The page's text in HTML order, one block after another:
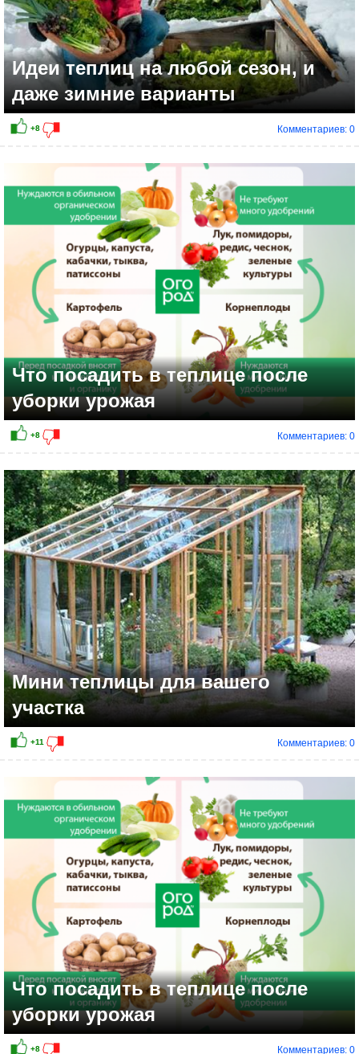
+2
+8
Идеи теплиц на любой сезон, и
даже зимние варианты
Комментариев: 0
Что посадить в теплице после
уборки урожая
Комментариев: 0
Мини теплицы для вашего
участка
Комментариев: 0
Что посадить в теплице после
уборки урожая
Комментариев: 0